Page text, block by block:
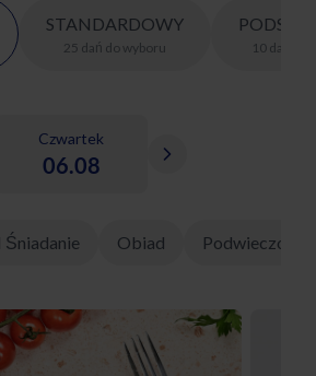
STANDARDOWY
25 dań do wyboru 10 dań
Czwartek
06.08
Śniadanie Obiad Podwieczorek